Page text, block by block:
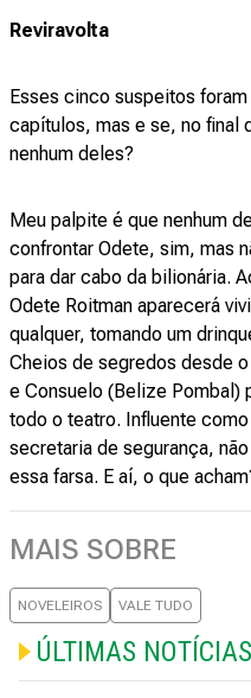
Reviravolta
Esses cinco suspeitos
capítulos, mas e se, no final
nenhum deles?
Meu palpite é que nenhum
confrontar Odete, sim, mas
para dar cabo da bilionária.
Odete Roitman aparecerá
qualquer, tomando um
Cheios de segredos desde
e Consuelo (Belize Pombal)
todo o teatro. Influente
secretaria de segurança,
essa farsa. E aí, o que
MAIS SOBRE
NOVELEIROS VALE TUDO
ÚLTIMAS NOTÍCIAS